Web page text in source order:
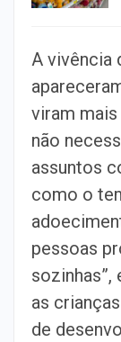
A vivência
viram
não
assuntos
como o
pessoas
as
de